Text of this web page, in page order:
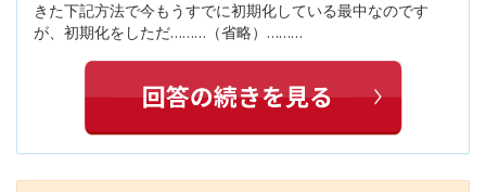
きた下記方法で今もうすでに初期化している最中なのです
が、初期化をしただ………（省略）………